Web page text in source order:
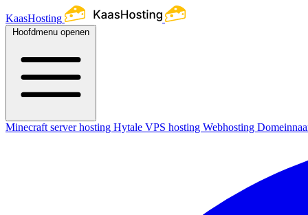
KaasHosting
Hoofdmenu openen
Minecraft server hosting Hytale VPS hosting Webhosting